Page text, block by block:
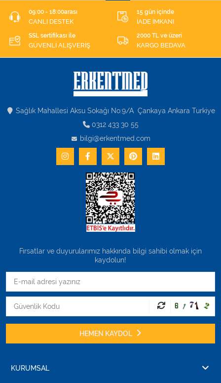
09:00 - 18:00arası
CANLI DESTEK
15 gün içinde
İADE İMKANI
SSL sertifikası ile
GÜVENLİ ALIŞVERİŞ
2000 TL ve üzeri
KARGO BEDAVA
Sağlık Mahallesi Aksu Sokağı No:9/A Çankaya Ankara Turkiye
0312 433 30 55
bilgi@erkentmed.com
Fırsatlar ve duyurularımız hakkında bilgi sahibi olmak için
kaydolun!
HEMEN KAYDOL
KURUMSAL